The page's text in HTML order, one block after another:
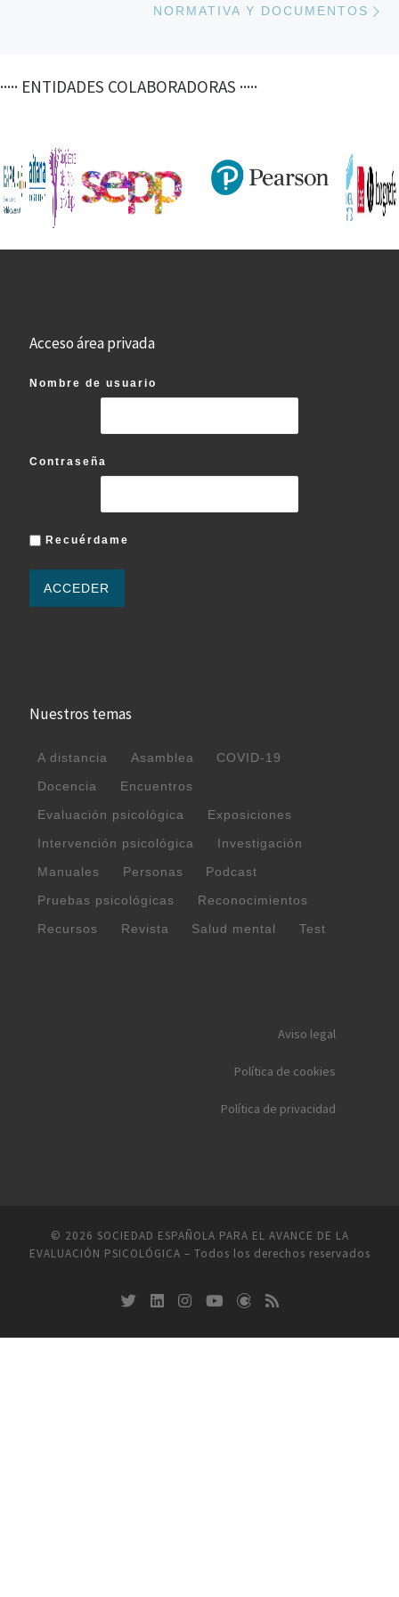
NORMATIVA Y DOCUMENTOS
····· ENTIDADES COLABORADORAS ·····
Acceso área privada
Nombre de usuario
Contraseña
Recuérdame
Nuestros temas
A distancia Asamblea
COVID-19
Docencia
Encuentros
Evaluación psicológica
Exposiciones
Intervención psicológica
Investigación
Manuales
Personas
Podcast
Pruebas psicológicas
Reconocimientos
Recursos
Revista Salud mental Test
Aviso legal
Política de cookies
Política de privacidad
© 2026 SOCIEDAD ESPAÑOLA PARA EL AVANCE DE LA
EVALUACIÓN PSICOLÓGICA – Todos los derechos reservados